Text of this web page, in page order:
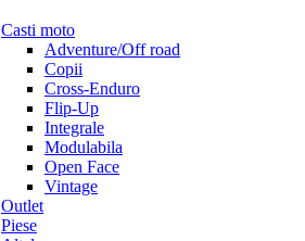
Casti moto
Adventure/Off road
Copii
Cross-Enduro
Flip-Up
Integrale
Modulabila
Open Face
Vintage
Outlet
Piese